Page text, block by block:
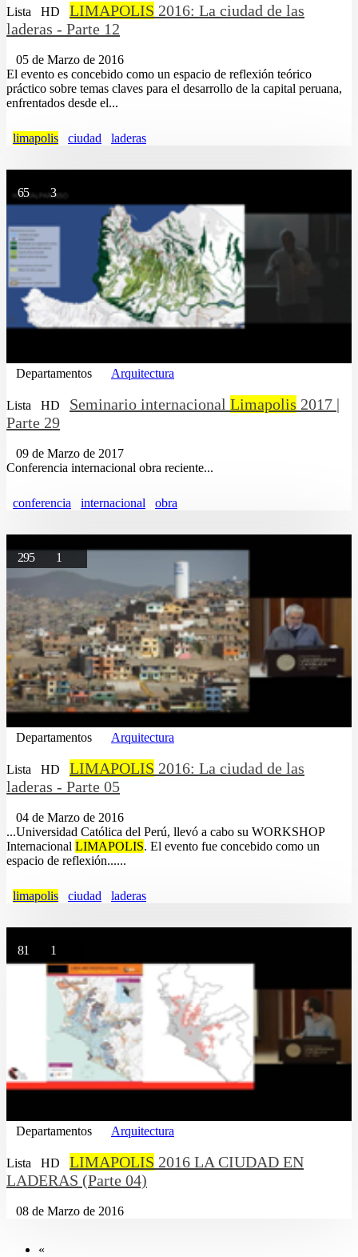
Lista HD LIMAPOLIS 2016: La ciudad de las
laderas - Parte 12
05 de Marzo de 2016
El evento es concebido como un espacio de reflexión teórico
práctico sobre temas claves para el desarrollo de la capital peruana,
enfrentados desde el...
limapolis ciudad laderas
65 3
Departamentos Arquitectura
Lista HD Seminario internacional Limapolis 2017 |
Parte 29
09 de Marzo de 2017
Conferencia internacional obra reciente...
conferencia internacional obra
295 1
Departamentos Arquitectura
Lista HD LIMAPOLIS 2016: La ciudad de las
laderas - Parte 05
04 de Marzo de 2016
...Universidad Católica del Perú, llevó a cabo su WORKSHOP
Internacional LIMAPOLIS. El evento fue concebido como un
espacio de reflexión......
limapolis ciudad laderas
81 1
Departamentos Arquitectura
Lista HD LIMAPOLIS 2016 LA CIUDAD EN
LADERAS (Parte 04)
08 de Marzo de 2016
«